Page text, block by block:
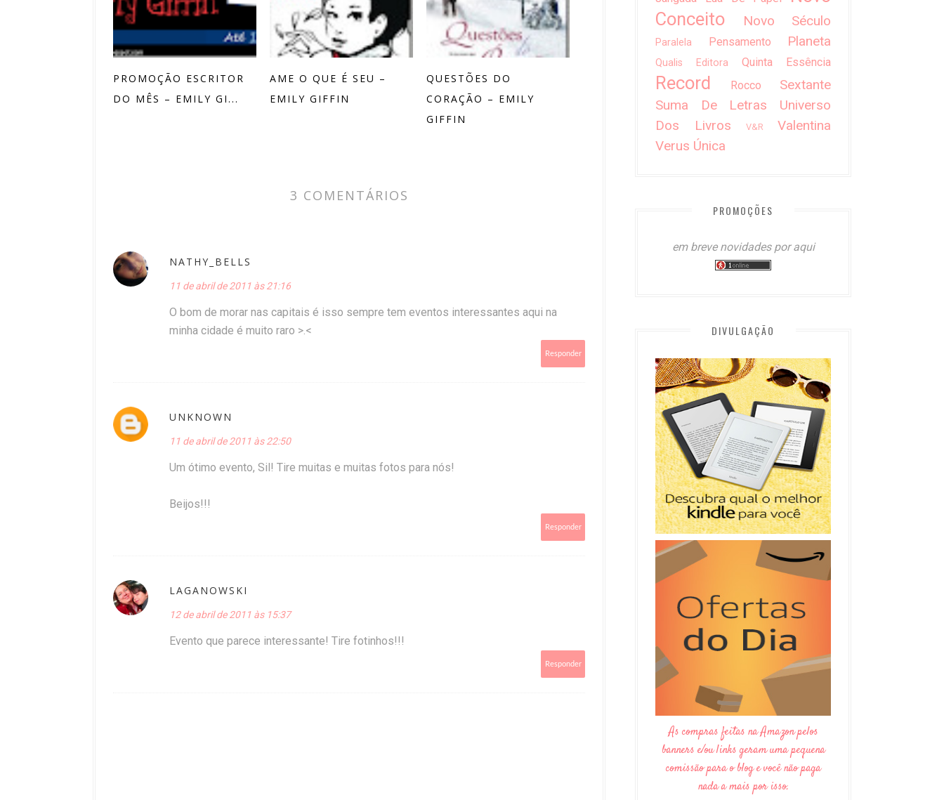
PROMOÇÃO ESCRITOR
DO MÊS – EMILY GI...
AME O QUE É SEU –
EMILY GIFFIN
QUESTÕES DO
CORAÇÃO – EMILY
GIFFIN
3 COMENTÁRIOS
NATHY_BELLS
11 de abril de 2011 às 21:16
O bom de morar nas capitais é isso sempre tem eventos interessantes aqui na
minha cidade é muito raro >.<
Responder
UNKNOWN
11 de abril de 2011 às 22:50
Um ótimo evento, Sil! Tire muitas e muitas fotos para nós!
Beijos!!!
Responder
LAGANOWSKI
12 de abril de 2011 às 15:37
Evento que parece interessante! Tire fotinhos!!!
Responder
Conceito
Novo Século
Paralela Pensamento Planeta
Qualis Editora Quinta Essência
Record Rocco
Sextante
Suma De Letras
Universo
Dos Livros
V&R
Valentina
Verus Única
PROMOÇÕES
em breve novidades por aqui
DIVULGAÇÃO
As compras feitas na Amazon pelos
banners e/ou links geram uma pequena
comissão para o blog e você não paga
nada a mais por isso.